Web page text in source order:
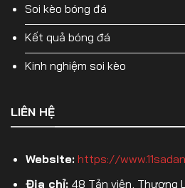
Soi kèo bóng đá
Kết quả bóng đá
Kinh nghiệm soi kèo
LIÊN HỆ
Website: https://
Địa chỉ:48 Tản viên, Thượng